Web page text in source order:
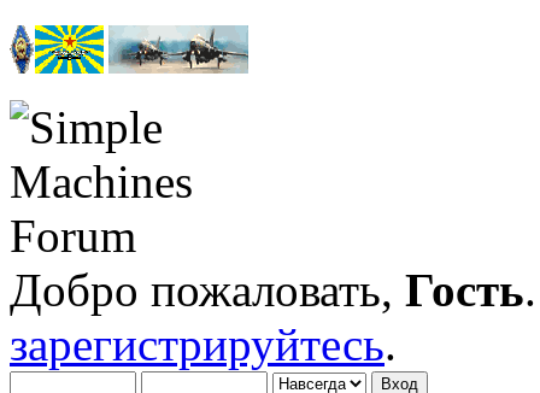
Добро пожаловать, Гость
зарегистрируйтесь.